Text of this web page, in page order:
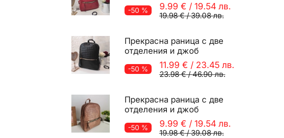
-50 % 9.99 € / 19.54 лв.
19.98 €/39.08 лв.
Прекрасна раница с две
отделения и джоб
-50 % 11.99 € / 23.45 лв.
23.98 €/46.90 лв.
Прекрасна раница с две
отделения и джоб
-50 % 9.99 € / 19.54 лв.
19.98 €/39.08 лв.